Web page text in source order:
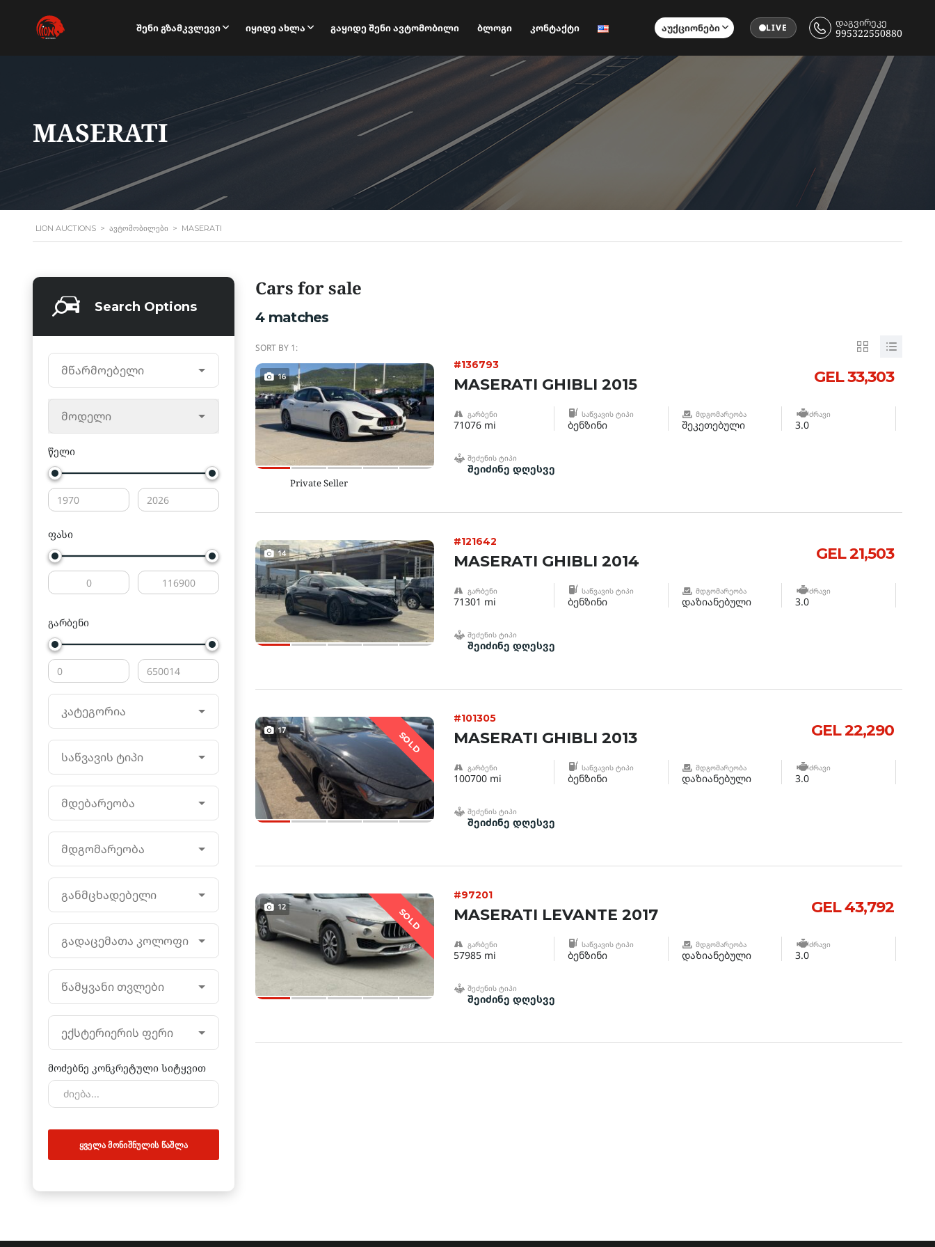
Შენი Გზამკვლევი Იყიდე Ახლა Გაყიდე Შენი Ავტომობილი Ბლოგი Კონტაქტი Აუქციონები LIVE დაგვირეკე
995322550880
MASERATI
LION AUCTIONS > ᲐᲕᲢᲝᲛᲝᲑᲘᲚᲔᲑᲘ > MASERATI
Search Options
მწარმოებელი
მოდელი
წელი
ფასი
გარბენი
კატეგორია
საწვავის ტიპი
მდებარეობა
მდგომარეობა
განმცხადებელი
გადაცემათა კოლოფი
წამყვანი თვლები
ექსტერიერის ფერი
მოძებნე კონკრეტული სიტყვით
ᲧᲕᲔᲚᲐ ᲛᲝᲜᲘᲨᲜᲣᲚᲘᲡ ᲬᲐᲨᲚᲐ
Cars for sale
4 matches
SORT BY 1:
16
Private Seller
GEL 33,303
#136793
MASERATI GHIBLI 2015
ᲒᲐᲠᲑᲔᲜᲘ
71076 mi
ᲡᲐᲬᲕᲐᲕᲘᲡ ᲢᲘᲞᲘ
ბენზინი
ᲛᲓᲒᲝᲛᲐᲠᲔᲝᲑᲐ
შეკეთებული
ᲫᲠᲐᲕᲘ
3.0
ᲨᲔᲫᲔᲜᲘᲡ ᲢᲘᲞᲘ
შეიძინე დღესვე
14 GEL 21,503
#121642
MASERATI GHIBLI 2014
ᲒᲐᲠᲑᲔᲜᲘ
71301 mi
ᲡᲐᲬᲕᲐᲕᲘᲡ ᲢᲘᲞᲘ
ბენზინი
ᲛᲓᲒᲝᲛᲐᲠᲔᲝᲑᲐ
დაზიანებული
ᲫᲠᲐᲕᲘ
3.0
ᲨᲔᲫᲔᲜᲘᲡ ᲢᲘᲞᲘ
შეიძინე დღესვე
17 SOLD GEL 22,290
#101305
MASERATI GHIBLI 2013
ᲒᲐᲠᲑᲔᲜᲘ
100700 mi
ᲡᲐᲬᲕᲐᲕᲘᲡ ᲢᲘᲞᲘ
ბენზინი
ᲛᲓᲒᲝᲛᲐᲠᲔᲝᲑᲐ
დაზიანებული
ᲫᲠᲐᲕᲘ
3.0
ᲨᲔᲫᲔᲜᲘᲡ ᲢᲘᲞᲘ
შეიძინე დღესვე
12 SOLD GEL 43,792
#97201
MASERATI LEVANTE 2017
ᲒᲐᲠᲑᲔᲜᲘ
57985 mi
ᲡᲐᲬᲕᲐᲕᲘᲡ ᲢᲘᲞᲘ
ბენზინი
ᲛᲓᲒᲝᲛᲐᲠᲔᲝᲑᲐ
დაზიანებული
ᲫᲠᲐᲕᲘ
3.0
ᲨᲔᲫᲔᲜᲘᲡ ᲢᲘᲞᲘ
შეიძინე დღესვე